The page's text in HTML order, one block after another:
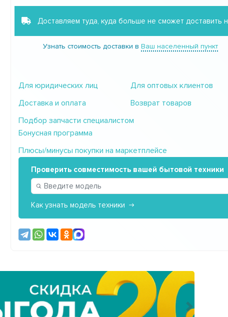
Доставляем туда, куда больше не сможет доставить
Узнать стоимость доставки вВаш населенный пункт
Для юридических лиц
Для оптовых клиентов
Доставка и оплата
Возврат товаров
Подбор запчасти специалистом
Бонусная программа
Плюсы/минусы покупки на маркетплейсе
Проверить совместимость вашей бытовой техники
Как узнать модель техники